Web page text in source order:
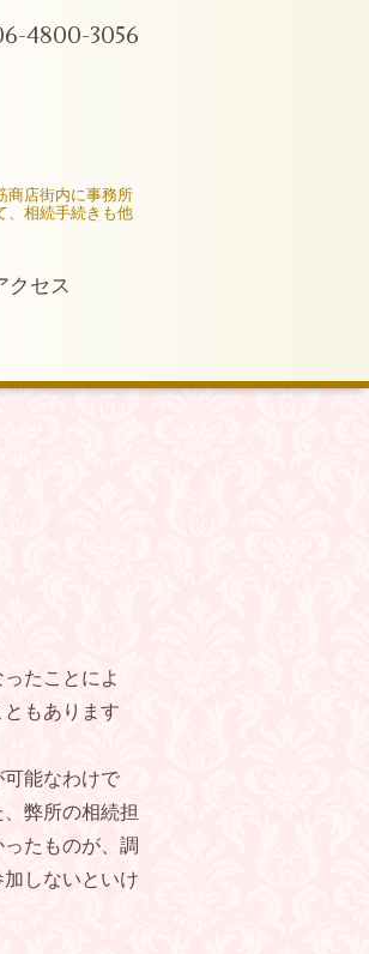
4800-3056
商店街内に事務所
、相続手続きも他
クセス
たことによ
もあります
能なわけで
弊所の相続担
たものが、調
しないといけ